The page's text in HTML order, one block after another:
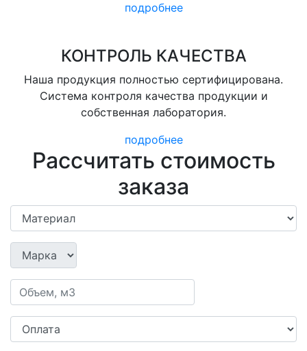
подробнее
КОНТРОЛЬ КАЧЕСТВА
Наша продукция полностью сертифицирована.
Система контроля качества продукции и
собственная лаборатория.
подробнее
Рассчитать стоимость
заказа